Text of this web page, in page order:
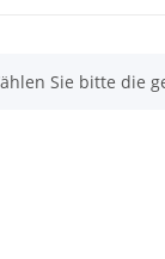
Sie bitte die